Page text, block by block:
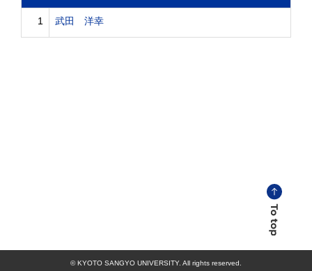
1 武田 洋幸
© KYOTO SANGYO UNIVERSITY. All rights reserved.